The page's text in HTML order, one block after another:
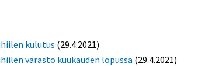
kulutus (29.4.2021)
varasto kuukauden lopussa (29.4.2021)